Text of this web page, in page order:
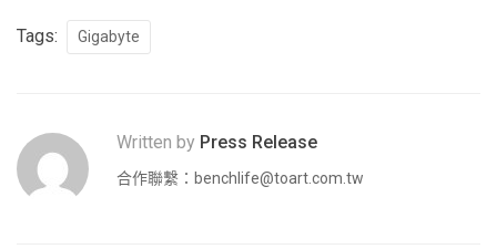
Tags: Gigabyte
Written by Press Release
合作聯繫： benchlife@toart.com.tw